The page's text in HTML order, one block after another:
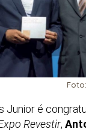
Junior é
Revestir,